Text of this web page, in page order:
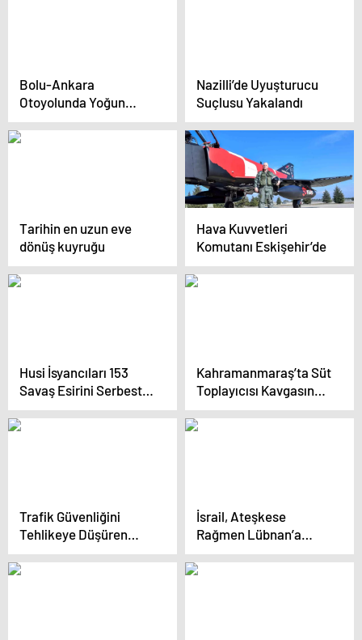
Bolu-Ankara
Otoyolunda Yoğun
Trafik Suçuna Ceza
Nazilli’de Uyuşturucu
Suçlusu Yakalandı
Tarihin en uzun eve
dönüş kuyruğu
Hava Kuvvetleri
Komutanı Eskişehir’de
Husi İsyancıları 153
Savaş Esirini Serbest
Bıraktı
Kahramanmaraş’ta Süt
Toplayıcısı Kavgasında
Kan Döküldü
Trafik Güvenliğini
Tehlikeye Düşüren
Sürücülere Cezalar
Kesildi
İsrail, Ateşkese
Rağmen Lübnan’a
Saldırdı